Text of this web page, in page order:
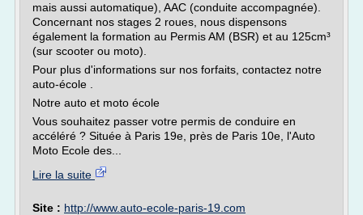
mais aussi automatique), AAC (conduite accompagnée).
Concernant nos stages 2 roues, nous dispensons
également la formation au Permis AM (BSR) et au 125cm³
(sur scooter ou moto).
Pour plus d'informations sur nos forfaits, contactez notre
auto-école .
Notre auto et moto école
Vous souhaitez passer votre permis de conduire en
accéléré ? Située à Paris 19e, près de Paris 10e, l'Auto
Moto Ecole des...
Lire la suite
Site : http://www.auto-ecole-paris-19.com